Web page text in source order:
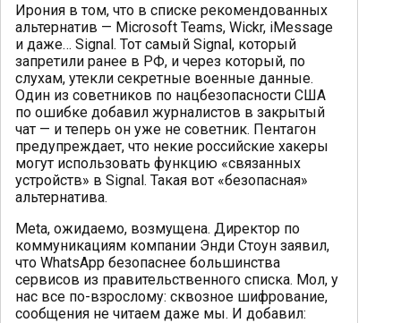
Ирония в том, что в списке рекомендованных
альтернатив — Microsoft Teams, Wickr, iMessage
и даже… Signal. Тот самый Signal, который
запретили ранее в РФ, и через который, по
слухам, утекли секретные военные данные.
Один из советников по нацбезопасности США
по ошибке добавил журналистов в закрытый
чат — и теперь он уже не советник. Пентагон
предупреждает, что некие российские хакеры
могут использовать функцию «связанных
устройств» в Signal. Такая вот «безопасная»
альтернатива.
Meta, ожидаемо, возмущена. Директор по
коммуникациям компании Энди Стоун заявил,
что WhatsApp безопаснее большинства
сервисов из правительственного списка. Мол, у
нас все по-взрослому: сквозное шифрование,
сообщения не читаем даже мы. И добавил: